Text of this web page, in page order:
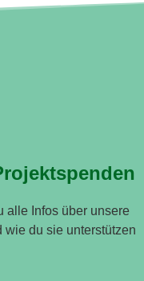
alle Infos über unsere
wie du sie unterstützen